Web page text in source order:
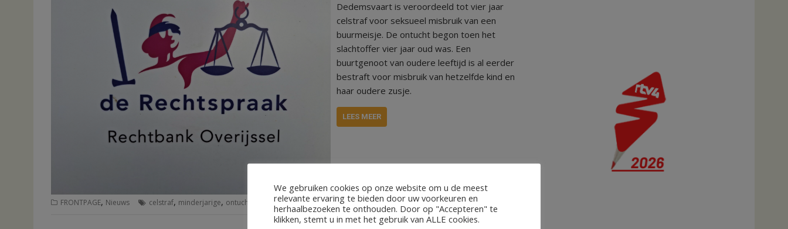
Dedemsvaart is veroordeeld tot vier jaar
celstraf voor seksueel misbruik van een
buurmeisje. De ontucht begon toen het
slachtoffer vier jaar oud was. Een
buurtgenoot van oudere leeftijd is al eerder
bestraft voor misbruik van hetzelfde kind en
haar oudere zusje.
LEES MEER
FRONTPAGE, Nieuws celstraf, minderjarige, ontucht Rechtbank. Dedemsvaart
We gebruiken cookies op onze website om u de meest
relevante ervaring te bieden door uw voorkeuren en
herhaalbezoeken te onthouden. Door op "Accepteren" te
klikken, stemt u in met het gebruik van ALLE cookies.